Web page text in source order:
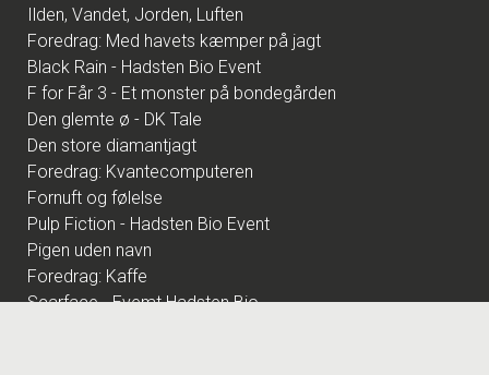
Ilden, Vandet, Jorden, Luften
Foredrag: Med havets kæmper på jagt
Black Rain - Hadsten Bio Event
F for Får 3 - Et monster på bondegården
Den glemte ø - DK Tale
Den store diamantjagt
Foredrag: Kvantecomputeren
Fornuft og følelse
Pulp Fiction - Hadsten Bio Event
Pigen uden navn
Foredrag: Kaffe
Scarface - Evemt Hadsten Bio